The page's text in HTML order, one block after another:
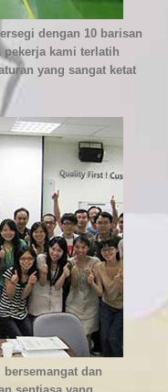
dengan 10 barisan
pekerja kami terlatih
yang sangat ketat
dan